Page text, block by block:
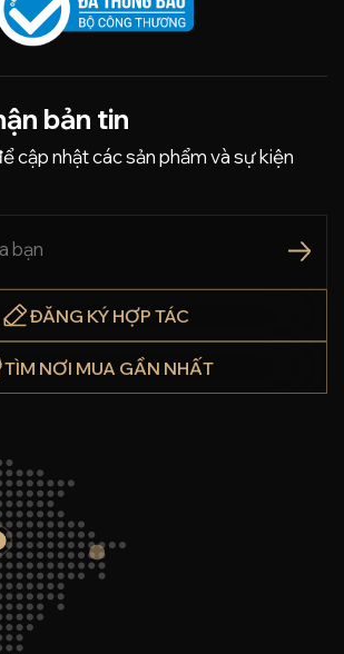
bản tin
cập nhật các sản phẩm và sự kiện
ĐĂNG KÝ HỢP TÁC
TÌM NƠI MUA GẦN NHẤT